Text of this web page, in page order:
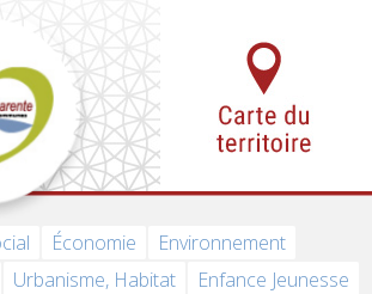
Économie
Environnement
Urbanisme, Habitat
Enfance Jeunesse